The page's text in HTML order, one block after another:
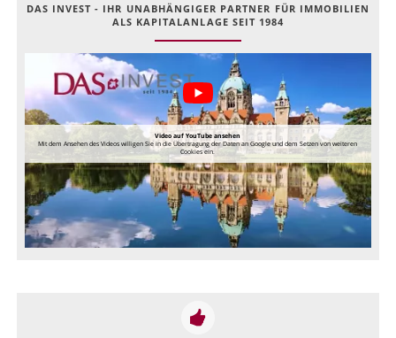
DAS INVEST - IHR UNABHÄNGIGER PARTNER FÜR IMMOBILIEN
ALS KAPITALANLAGE SEIT 1984
Video auf YouTube ansehen
Mit dem Ansehen des Videos willigen Sie in die Übertragung der Daten an Google und dem Setzen von weiteren
Cookies ein.